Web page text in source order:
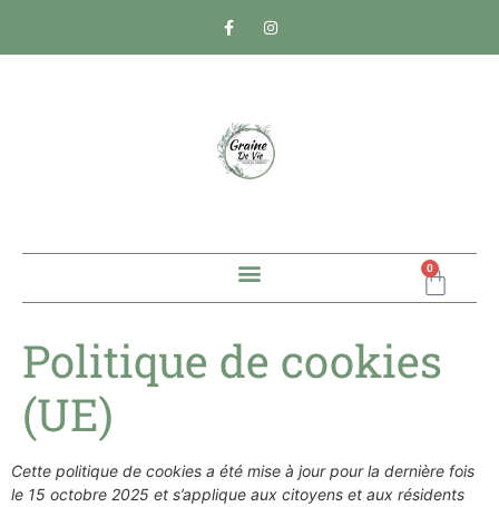
0
Politique de cookies
(UE)
Cette politique de cookies a été mise à jour pour la dernière fois
le 15 octobre 2025 et s’applique aux citoyens et aux résidents